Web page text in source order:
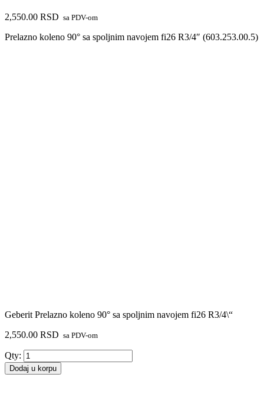
2,550.00 RSD sa PDV-om
Prelazno koleno 90° sa spoljnim navojem fi26 R3/4″ (603.253.00.5)
Geberit Prelazno koleno 90° sa spoljnim navojem fi26 R3/4\“
2,550.00 RSD sa PDV-om
Qty: Geberit
Prelazno
koleno
Dodaj u korpu